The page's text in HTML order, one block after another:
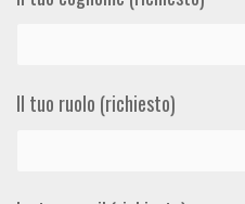
Il tuo ruolo (richiesto)